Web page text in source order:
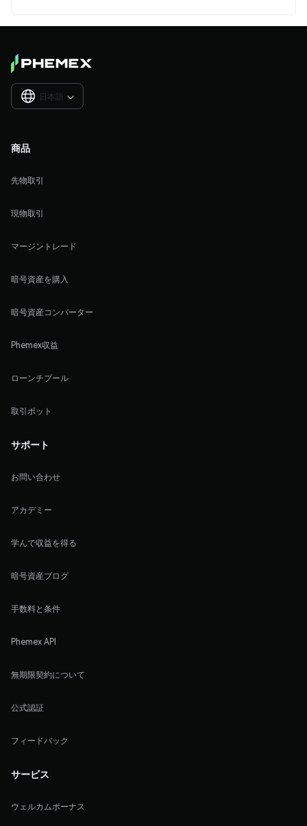
日本語 
商品
先物取引
現物取引
マージントレード
暗号資産を購入
暗号資産コンバーター
Phemex収益
ローンチプール
取引ボット
サポート
お問い合わせ
アカデミー
学んで収益を得る
暗号資産ブログ
手数料と条件
Phemex API
無期限契約について
公式認証
フィードバック
サービス
ウェルカムボーナス